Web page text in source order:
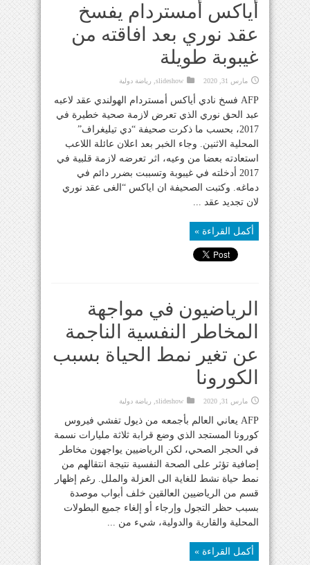
أياكس أمستردام يفسخ
عقد نوري بعد افاقته من
غيبوبة طويلة
مارس 31, 2020 slideshow رياضة دولية
AFP فسخ نادي أياكس أمستردام الهولندي عقد لاعبه
عبد الحق نوري الذي تعرض لازمة صحية خطيرة في
2017، بحسب ما ذكرت صحيفة “دي تيليغراف”
المحلية الاثنين. وجاء الخبر بعد اعلان عائلة اللاعب
استعادته بعضا من وعيه، اثر تعرضه لازمة قلبية في
2017 أدخلته في غيبوبة وتسببت بضرر دائم في
دماغه. وكتبت الصحيفة ان اياكس “الغى عقد نوري
لان تجديد عقد ...
أكمل القراءة »
الرياضيون في مواجهة
المخاطر النفسية الناجمة
عن تغير نمط الحياة بسبب
الكورونا
مارس 31, 2020 slideshow رياضة دولية
AFP يعاني العالم بأجمعه من ذيول تفشي فيروس
كورونا المستجد الذي وضع قرابة ثلاثة مليارات نسمة
في الحجر الصحي، لكن الرياضيين يواجهون مخاطر
إضافية تؤثر على الصحة النفسية نتيجة انتقالهم من
نمط حياة نشط للغاية الى العزلة والملل. رغم إظهار
قسم من الرياضيين العالقين خلف أبواب موصدة
بسبب حظر التجول وإرجاء أو إلغاء جميع البطولات
المحلية والقارية والدولية، شيء من ...
أكمل القراءة »